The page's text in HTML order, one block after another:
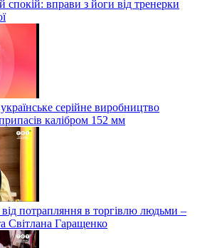
спокій: вправи з йоги від тренерки
серійне виробництво
калібром 152 мм
потрапляння в торгівлю людьми –
Світлана Гаращенко